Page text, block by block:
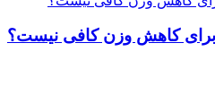
برای کاهش وزن کافی نیست؟